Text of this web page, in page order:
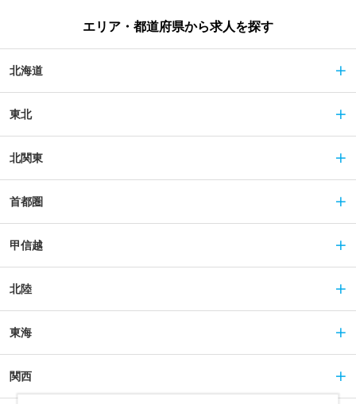
エリア・都道府県から求人を探す
北海道
東北
北関東
首都圏
甲信越
北陸
東海
関西